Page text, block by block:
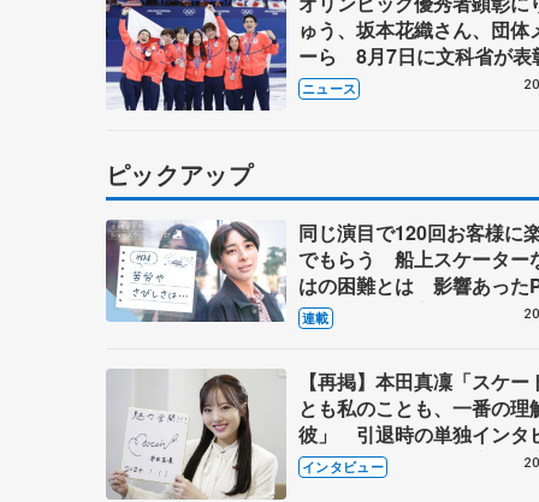
ゅう、坂本花織さん、団体
ーら 8月7日に文科省が表
ブルーノ・マルコット、中
らコーチも
ニュース
ピックアップ
同じ演目で120回お客様に
でもらう 船上スケーター
はの困難とは 影響あった
キャプテン松永さんの存在
連載
【再掲】本田真凜「スケー
とも私のことも、一番の理
彼」 引退時の単独インタ
で語った競技人生や家族、
これからの夢…
インタビュー